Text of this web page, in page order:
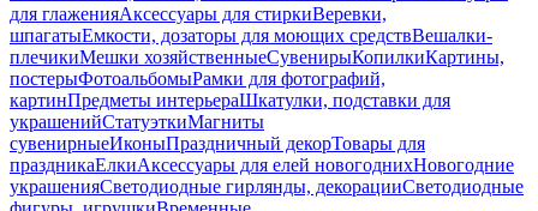
для глаженияАксессуары для стиркиВеревки,
шпагатыЕмкости, дозаторы для моющих средствВешалки-
плечикиМешки хозяйственныеСувенирыКопилкиКартины,
постерыФотоальбомыРамки для фотографий,
картинПредметы интерьераШкатулки, подставки для
украшенийСтатуэткиМагниты
сувенирныеИконыПраздничный декорТовары для
праздникаЕлкиАксессуары для елей новогоднихНовогодние
украшенияСветодиодные гирлянды, декорацииСветодиодные